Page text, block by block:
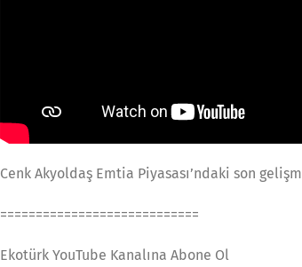
Cenk Akyoldaş Emtia Piyasası’ndaki son
============================
Ekotürk YouTube Kanalına Abone Ol